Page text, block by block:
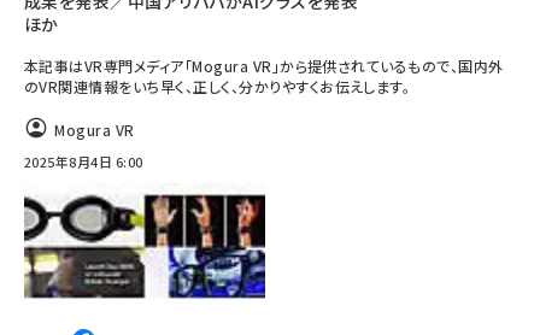
abc123 (1371)
ai crunch (1365)
ほか
本記事はVR専門メディア「Mogura VR」から提供されているもので、国内外
のVR関連情報をいち早く、正しく、分かりやすくお伝えします。
Mogura VR
2025年8月4日 6:00